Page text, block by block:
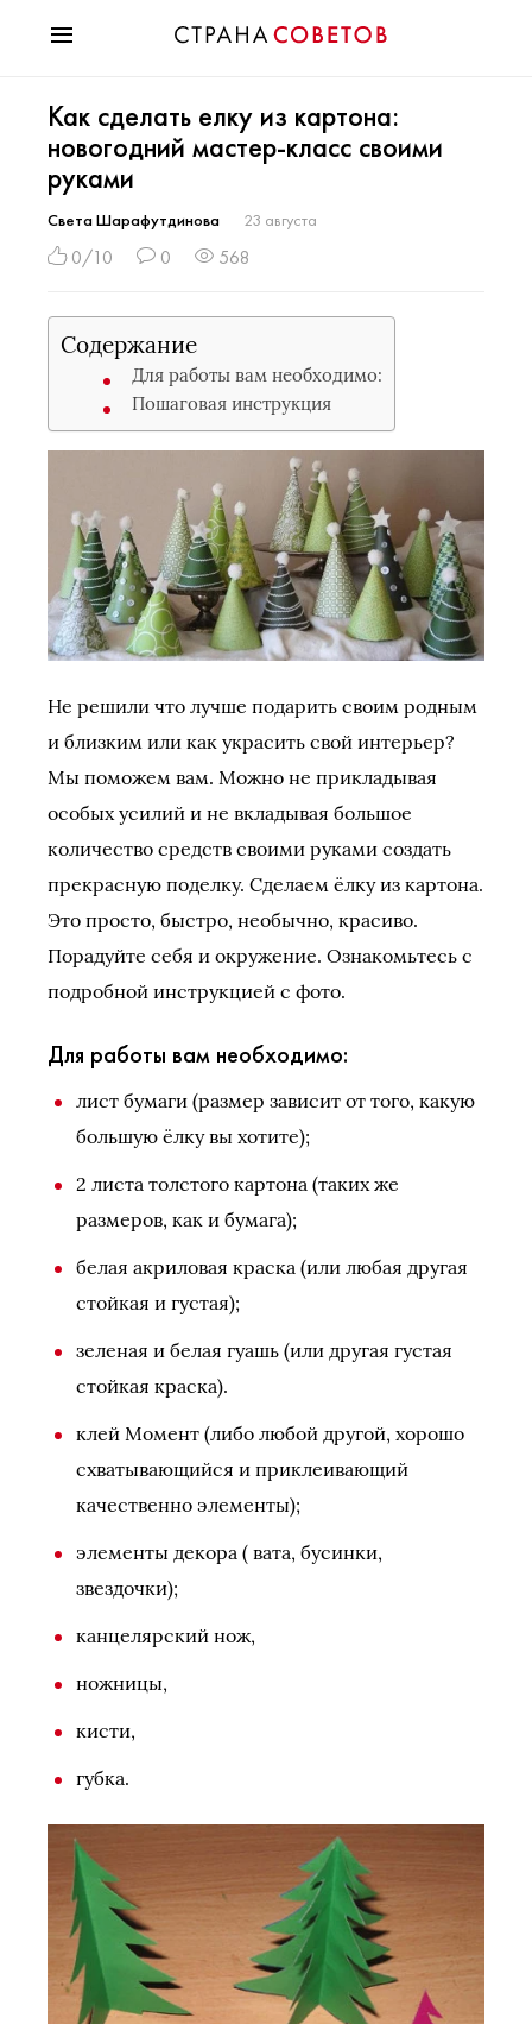
Мода
Звезды
Гороскопы
Здоровье
Психология
Разное
Праздники
Как сделать елку из картона:
новогодний мастер-класс своими
руками
Света Шарафутдинова 23 августа
0/10 0 568
Содержание
Для работы вам необходимо:
Пошаговая инструкция
Не решили что лучше подарить своим родным
и близким или как украсить свой интерьер?
Мы поможем вам. Можно не прикладывая
особых усилий и не вкладывая большое
количество средств своими руками создать
прекрасную поделку. Сделаем ёлку из картона.
Это просто, быстро, необычно, красиво.
Порадуйте себя и окружение. Ознакомьтесь с
подробной инструкцией с фото.
Для работы вам необходимо:
лист бумаги (размер зависит от того, какую
большую ёлку вы хотите);
2 листа толстого картона (таких же
размеров, как и бумага);
белая акриловая краска (или любая другая
стойкая и густая);
зеленая и белая гуашь (или другая густая
стойкая краска).
клей Момент (либо любой другой, хорошо
схватывающийся и приклеивающий
качественно элементы);
элементы декора ( вата, бусинки,
звездочки);
канцелярский нож,
ножницы,
кисти,
губка.